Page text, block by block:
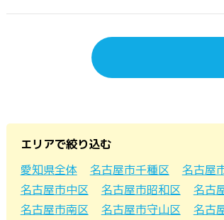
エリアで絞り込む
愛知県全体
名古屋市千種区 名古屋
名古屋市中区
名古屋市昭和区 名古
名古屋市南区
名古屋市守山区 名古